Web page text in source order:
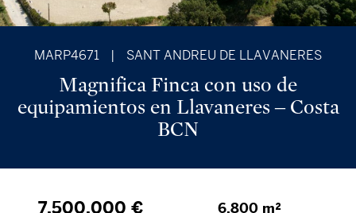
MARP4671 SANT ANDREU DE LLAVANERES
Magnifica Finca con uso de
equipamientos en Llavaneres – Costa
BCN
7.500.000 € 6.800 m²